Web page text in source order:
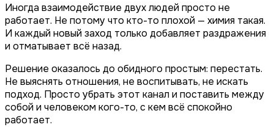
Иногда взаимодействие двух людей просто не
работает. Не потому что кто-то плохой — химия такая.
И каждый новый заход только добавляет раздражения
и отматывает всё назад.
Решение оказалось до обидного простым: перестать.
Не выяснять отношения, не воспитывать, не искать
подход. Просто убрать этот канал и поставить между
собой и человеком кого-то, с кем всё спокойно
работает.